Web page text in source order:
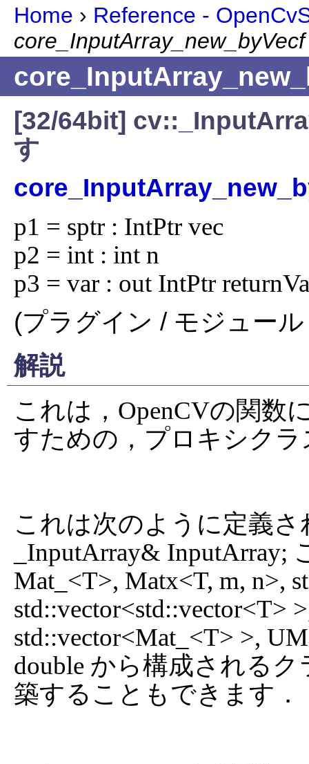
Home › Reference -
core_InputArray_new_byVecf
[32/64bit]
す
p1 = sptr : IntPtr vec
p2 = int : int n
p3 = var : out IntPtr
(プラグイン / モジュー
解説
これは，OpenCVの関数
すための，プロキシクラ
これは次のように定義さ
_InputArray& InputArray;
Mat_<T>, Matx<T, m, n>,
std::vector<std::vector<T>
std::vector<Mat_<T> >,
double から構成される
築することもできます．